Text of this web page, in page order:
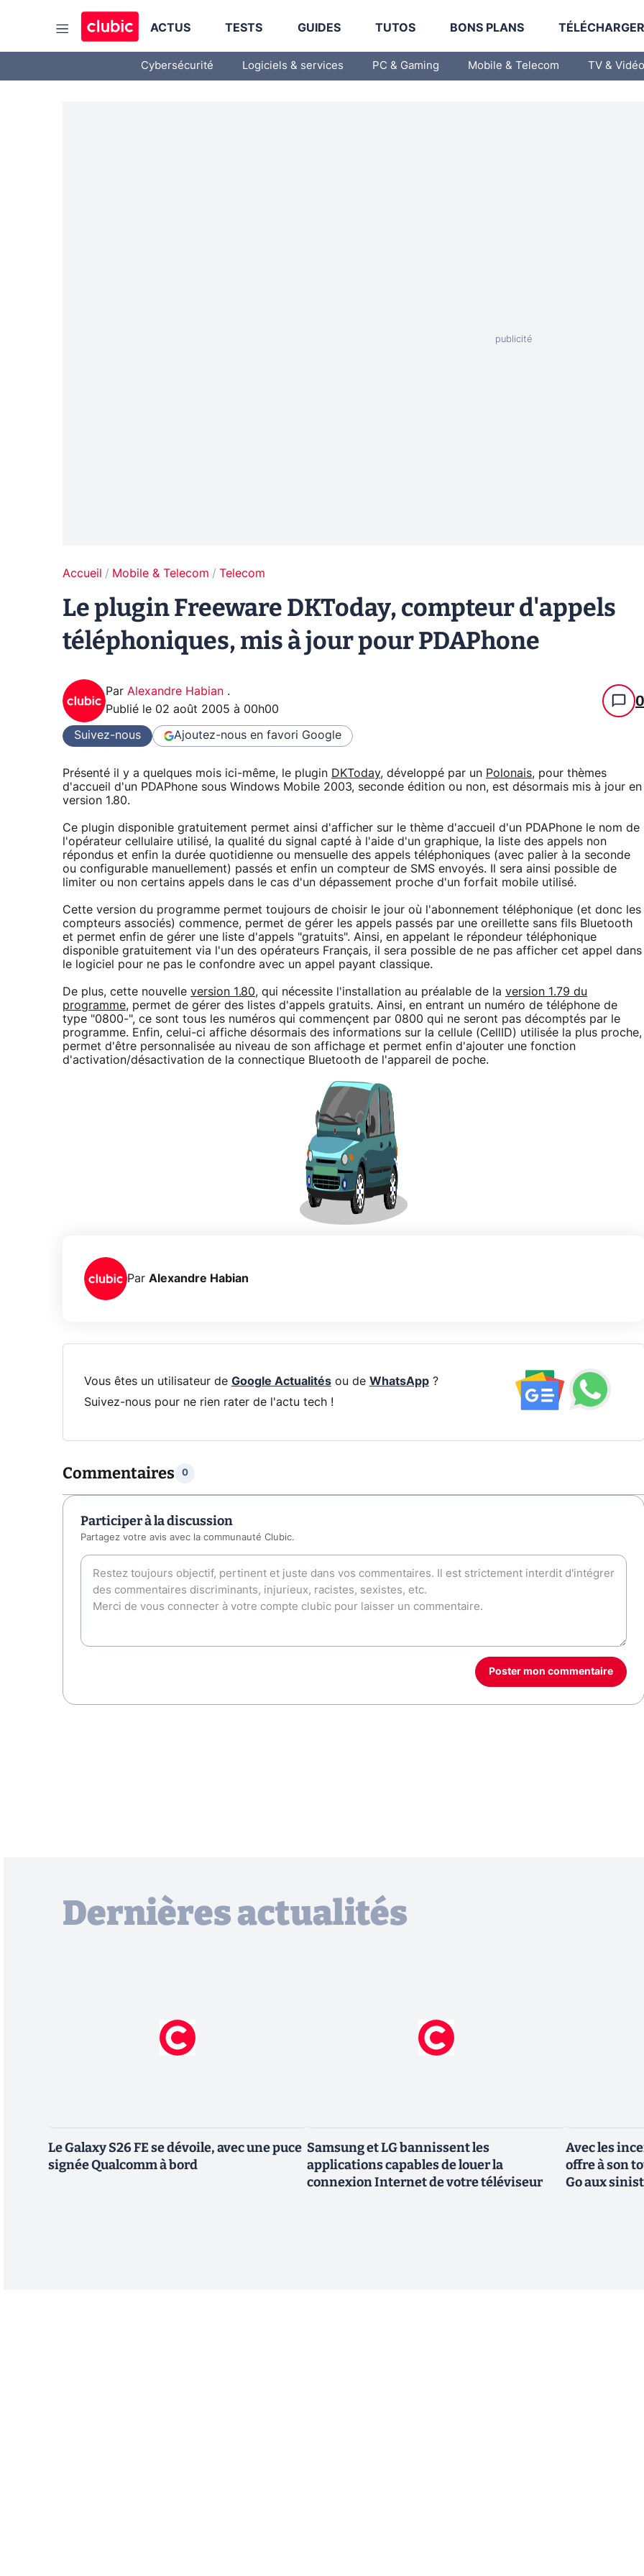
ACTUS TESTS GUIDES TUTOS BONS PLANS
Cybersécurité Logiciels & services PC & Gaming Mobile & Telecom TV & Vidéo
Accueil Mobile & Telecom Telecom
Le plugin Freeware DKToday, compteur d'appels
téléphoniques, mis à jour pour PDAPhone
Par Alexandre Habian .
Publié le 02 août 2005 à 00h00 0
Suivez-nous Ajoutez-nous en favori Google
Présenté il y a quelques mois ici-même, le plugin DKToday, développé par un Polonais, pour thèmes
d'accueil d'un PDAPhone sous Windows Mobile 2003, seconde édition ou non, est désormais mis à jour en
version 1.80.
Ce plugin disponible gratuitement permet ainsi d'afficher sur le thème d'accueil d'un PDAPhone le nom de
l'opérateur cellulaire utilisé, la qualité du signal capté à l'aide d'un graphique, la liste des appels non
répondus et enfin la durée quotidienne ou mensuelle des appels téléphoniques (avec palier à la seconde
ou configurable manuellement) passés et enfin un compteur de SMS envoyés. Il sera ainsi possible de
limiter ou non certains appels dans le cas d'un dépassement proche d'un forfait mobile utilisé.
Cette version du programme permet toujours de choisir le jour où l'abonnement téléphonique (et donc les
compteurs associés) commence, permet de gérer les appels passés par une oreillette sans fils Bluetooth
et permet enfin de gérer une liste d'appels "gratuits". Ainsi, en appelant le répondeur téléphonique
disponible gratuitement via l'un des opérateurs Français, il sera possible de ne pas afficher cet appel dans
le logiciel pour ne pas le confondre avec un appel payant classique.
De plus, cette nouvelle version 1.80, qui nécessite l'installation au préalable de la version 1.79 du
programme, permet de gérer des listes d'appels gratuits. Ainsi, en entrant un numéro de téléphone de
type "0800-", ce sont tous les numéros qui commençent par 0800 qui ne seront pas décomptés par le
programme. Enfin, celui-ci affiche désormais des informations sur la cellule (CellID) utilisée la plus proche,
permet d'être personnalisée au niveau de son affichage et permet enfin d'ajouter une fonction
d'activation/désactivation de la connectique Bluetooth de l'appareil de poche.
Par Alexandre Habian
Vous êtes un utilisateur de Google Actualitésou de WhatsApp?
Suivez-nous pour ne rien rater de l'actu tech !
Commentaires 0
Participer à la discussion
Partagez votre avis avec la communauté Clubic.
Poster mon commentaire
Dernières actualités
Le Galaxy S26 FE se dévoile, avec une puce
signée Qualcomm à bord
Samsung et LG bannissent les
applications capables de louer la
connexion Internet de votre téléviseur
Avec les
offre à son
Go aux